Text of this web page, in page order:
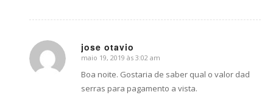
jose otavio
says:
maio 19, 2019 às 3:02 am
Boa noite. Gostaria de saber qual o valor dad
serras para pagamento a vista.